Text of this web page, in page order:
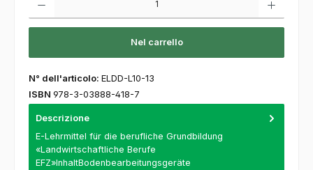
Nel carrello
N° dell'articolo: ELDD-L10-13
ISBN 978-3-03888-418-7
Descrizione
E-Lehrmittel für die berufliche Grundbildung
«Landwirtschaftliche Berufe
EFZ»InhaltBodenbearbeitungsgeräte